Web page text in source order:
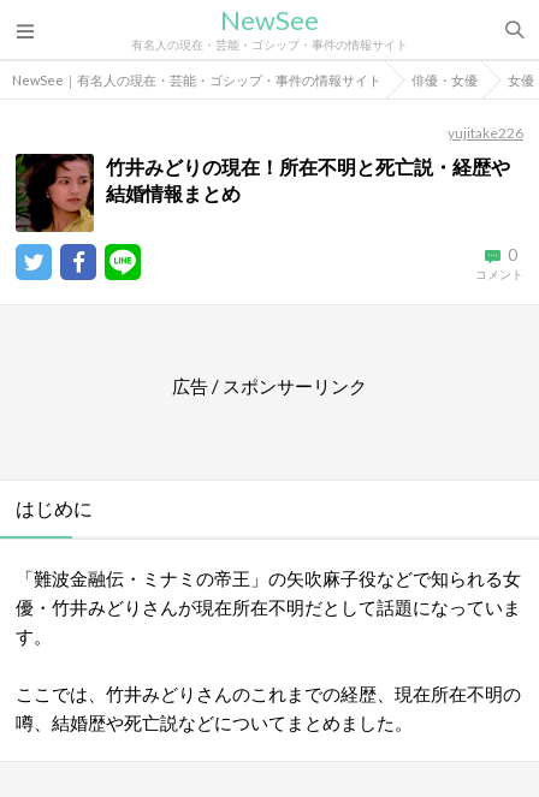
NewSee
有名人の現在・芸能・ゴシップ・事件の情報サイト
NewSee｜有名人の現在・芸能・ゴシップ・事件の情報サイト 俳優・女優 女優
yujitake226
竹井みどりの現在！所在不明と死亡説・経歴や
結婚情報まとめ
0
コメント
広告 / スポンサーリンク
はじめに
「難波金融伝・ミナミの帝王」の矢吹麻子役などで知られる女
優・竹井みどりさんが現在所在不明だとして話題になっていま
す。
ここでは、竹井みどりさんのこれまでの経歴、現在所在不明の
噂、結婚歴や死亡説などについてまとめました。